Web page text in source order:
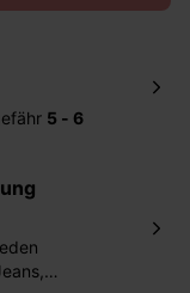
5 - 6
unter 60
Erhalt der